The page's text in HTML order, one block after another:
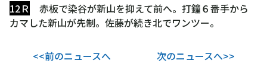
12Ｒ
赤板で染谷が新山を抑えて前へ。打鐘６番手から
カマした新山が先制。佐藤が続き北でワンツー。
<<前のニュースへ 次のニュースへ>>